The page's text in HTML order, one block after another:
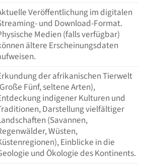
Veröffentlichung im digitalen
und Download-Format.
Medien (falls verfügbar)
ältere Erscheinungsdaten
der afrikanischen Tierwelt
Fünf, seltene Arten),
indigener Kulturen und
Darstellung vielfältiger
(Savannen,
Wüsten,
Einblicke in die
und Ökologie des Kontinents.